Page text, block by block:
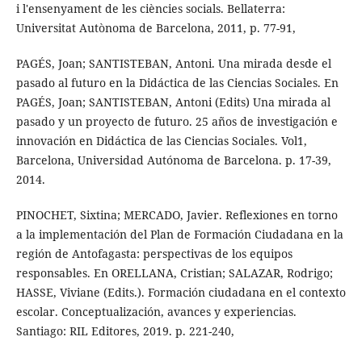
i l'ensenyament de les ciències socials. Bellaterra:
Universitat Autònoma de Barcelona, 2011, p. 77-91,
PAGÉS, Joan; SANTISTEBAN, Antoni. Una mirada desde el
pasado al futuro en la Didáctica de las Ciencias Sociales. En
PAGÉS, Joan; SANTISTEBAN, Antoni (Edits) Una mirada al
pasado y un proyecto de futuro. 25 años de investigación e
innovación en Didáctica de las Ciencias Sociales. Vol1,
Barcelona, Universidad Autónoma de Barcelona. p. 17-39,
2014.
PINOCHET, Sixtina; MERCADO, Javier. Reflexiones en torno
a la implementación del Plan de Formación Ciudadana en la
región de Antofagasta: perspectivas de los equipos
responsables. En ORELLANA, Cristian; SALAZAR, Rodrigo;
HASSE, Viviane (Edits.). Formación ciudadana en el contexto
escolar. Conceptualización, avances y experiencias.
Santiago: RIL Editores, 2019. p. 221-240,